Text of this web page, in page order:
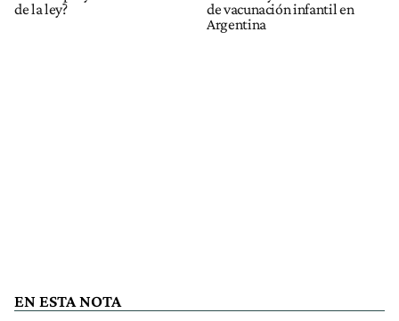
de la ley?
de vacunación infantil en
Argentina
EN ESTA NOTA